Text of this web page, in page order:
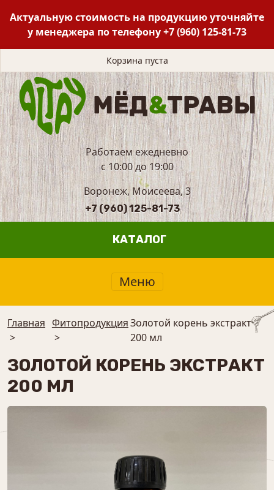
Актуальную стоимость на продукцию уточняйте
у менеджера по телефону+7 (960) 125-81-73
Корзина пуста
Работаем ежедневно
с 10:00 до 19:00
Воронеж, Моисеева, 3
+7 (960) 125-81-73
КАТАЛОГ
Меню
Главная
>
Фитопродукция
>
Золотой корень экстракт
200 мл
ЗОЛОТОЙ КОРЕНЬ ЭКСТРАКТ
200 МЛ